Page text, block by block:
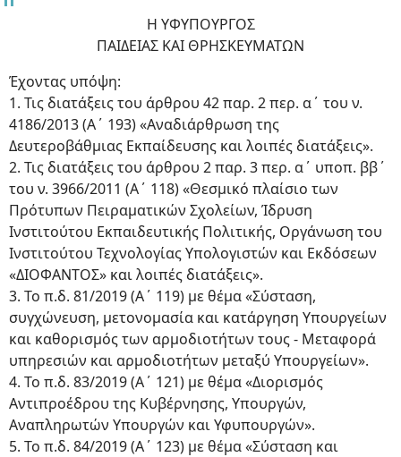
Η ΥΦΥΠΟΥΡΓΟΣ
ΠΑΙΔΕΙΑΣ ΚΑΙ ΘΡΗΣΚΕΥΜΑΤΩΝ
Έχοντας υπόψη:
1. Τις διατάξεις του άρθρου 42 παρ. 2 περ. α΄ του ν.
4186/2013 (Α΄ 193) «Αναδιάρθρωση της
Δευτεροβάθμιας Εκπαίδευσης και λοιπές διατάξεις».
2. Τις διατάξεις του άρθρου 2 παρ. 3 περ. α΄ υποπ. ββ΄
του ν. 3966/2011 (Α΄ 118) «Θεσμικό πλαίσιο των
Πρότυπων Πειραματικών Σχολείων, Ίδρυση
Ινστιτούτου Εκπαιδευτικής Πολιτικής, Οργάνωση του
Ινστιτούτου Τεχνολογίας Υπολογιστών και Εκδόσεων
«ΔΙΟΦΑΝΤΟΣ» και λοιπές διατάξεις».
3. Το π.δ. 81/2019 (Α΄ 119) με θέμα «Σύσταση,
συγχώνευση, μετονομασία και κατάργηση Υπουργείων
και καθορισμός των αρμοδιοτήτων τους - Μεταφορά
υπηρεσιών και αρμοδιοτήτων μεταξύ Υπουργείων».
4. Το π.δ. 83/2019 (Α΄ 121) με θέμα «Διορισμός
Αντιπροέδρου της Κυβέρνησης, Υπουργών,
Αναπληρωτών Υπουργών και Υφυπουργών».
5. Το π.δ. 84/2019 (Α΄ 123) με θέμα «Σύσταση και